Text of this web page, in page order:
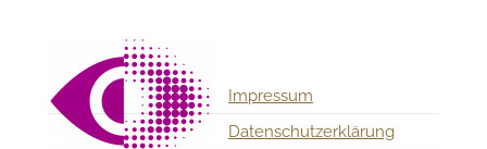
Impressum
Datenschutzerklärung